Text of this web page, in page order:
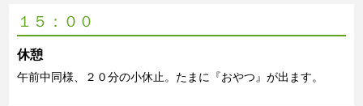
１５：００
休憩
午前中同様、２０分の小休止。たまに『おやつ』が出ます。